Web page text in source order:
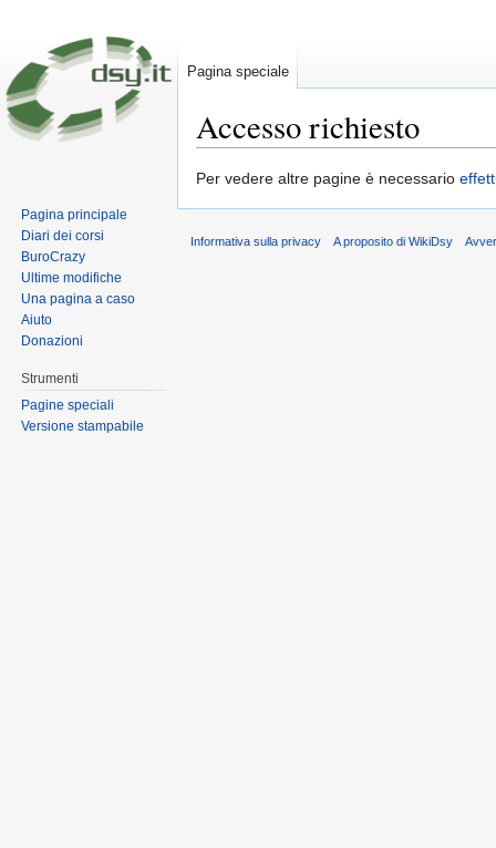
Accesso richiesto
Per vedere altre pagine è necessario
Pagina speciale
Pagina principale
Diari dei corsi
BuroCrazy
Ultime modifiche
Una pagina a caso
Aiuto
Donazioni
Strumenti
Pagine speciali
Versione stampabile
Informativa sulla privacy A proposito di WikiDsy